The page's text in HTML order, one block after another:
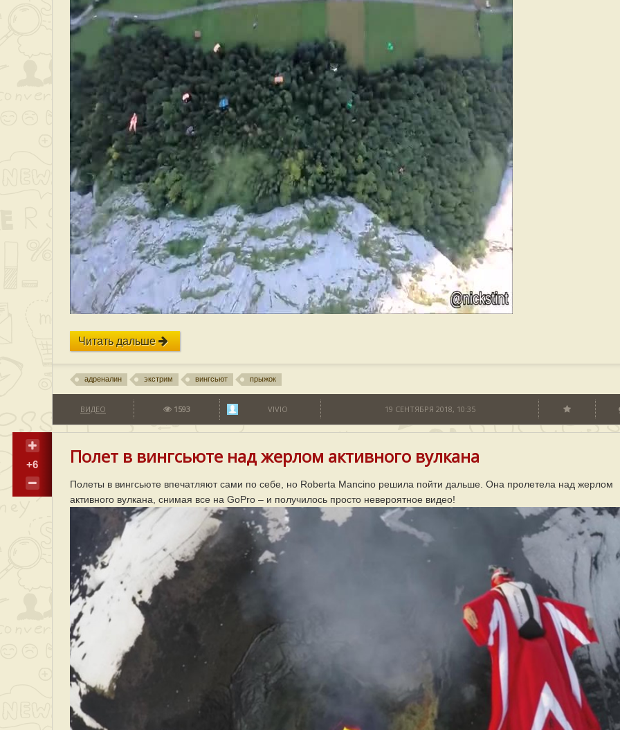
Читать дальше
адреналин экстрим вингсьют прыжок
ВИДЕО 1593 VIVIO 19 СЕНТЯБРЯ 2018, 10:35
+6 Полет в вингсьюте над жерлом активного вулкана
Полеты в вингсьюте впечатляют сами по себе, но Roberta Mancino решила пойти дальше. Она пролетела над жерлом
активного вулкана, снимая все на GoPro – и получилось просто невероятное видео!